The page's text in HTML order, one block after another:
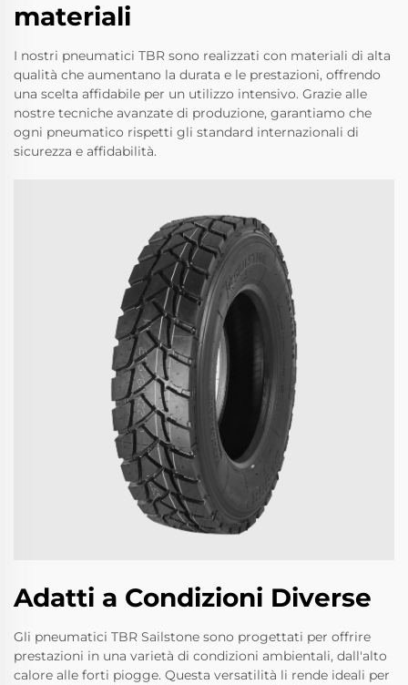
materiali
I nostri pneumatici TBR sono realizzati con materiali di alta
qualità che aumentano la durata e le prestazioni, offrendo
una scelta affidabile per un utilizzo intensivo. Grazie alle
nostre tecniche avanzate di produzione, garantiamo che
ogni pneumatico rispetti gli standard internazionali di
sicurezza e affidabilità.
Adatti a Condizioni Diverse
Gli pneumatici TBR Sailstone sono progettati per offrire
prestazioni in una varietà di condizioni ambientali, dall'alto
calore alle forti piogge. Questa versatilità li rende ideali per